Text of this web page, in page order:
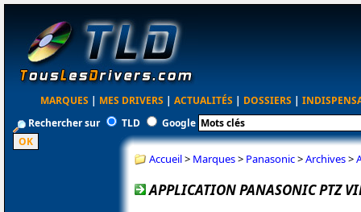
MARQUES | MES DRIVERS | ACTUALITÉS | DOSSIERS |
Rechercher sur
TLD Google
Accueil> Marques> Panasonic>Archives>
APPLICATION PANASONIC PTZ